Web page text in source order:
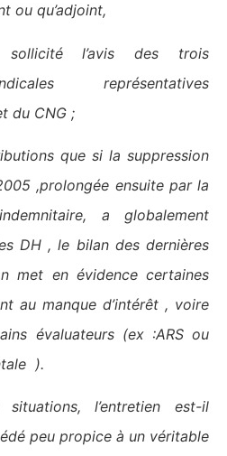
ou qu’adjoint,
l’avis des trois
représentatives
du CNG ;
que si la suppression
,prolongée ensuite par la
a globalement
DH , le bilan des dernières
met en évidence certaines
au manque d’intérêt , voire
évaluateurs (ex :ARS ou
).
l’entretien est-il
peu propice à un véritable